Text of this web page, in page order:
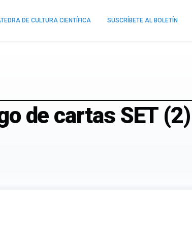
DE CULTURA CIENTÍFICA SUSCRÍBETE AL BOLETÍN
de cartas SET (2)